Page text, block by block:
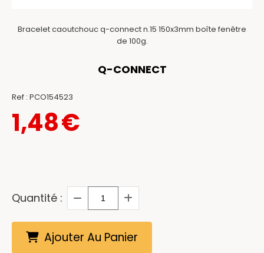
Bracelet caoutchouc q-connect n.15 150x3mm boîte fenêtre
de 100g.
Q-CONNECT
Ref : PCO154523
1,48€
Quantité :
Ajouter Au Panier